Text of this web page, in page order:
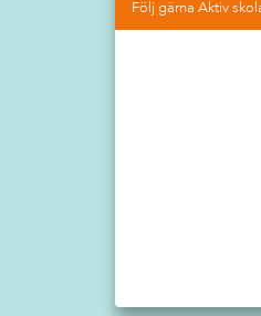
Följ gärna Aktiv